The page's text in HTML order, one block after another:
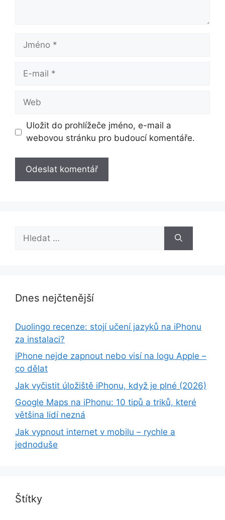
Jméno
Web
Uložit do prohlížeče jméno, e-mail a
webovou stránku pro budoucí komentáře.
Dnes nejčtenější
Duolingo recenze: stojí učení jazyků na iPhonu
za instalaci?
iPhone nejde zapnout nebo visí na logu Apple –
co dělat
Jak vyčistit úložiště iPhonu, když je plné (2026)
Google Maps na iPhonu: 10 tipů a triků, které
většina lidí nezná
Jak vypnout internet v mobilu – rychle a
jednoduše
Štítky